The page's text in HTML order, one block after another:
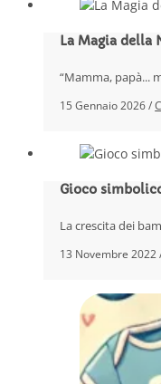
La Magia della
“Mamma, papà...
15 Gennaio 2026 /
Gioco
La crescita dei
13 Novembre